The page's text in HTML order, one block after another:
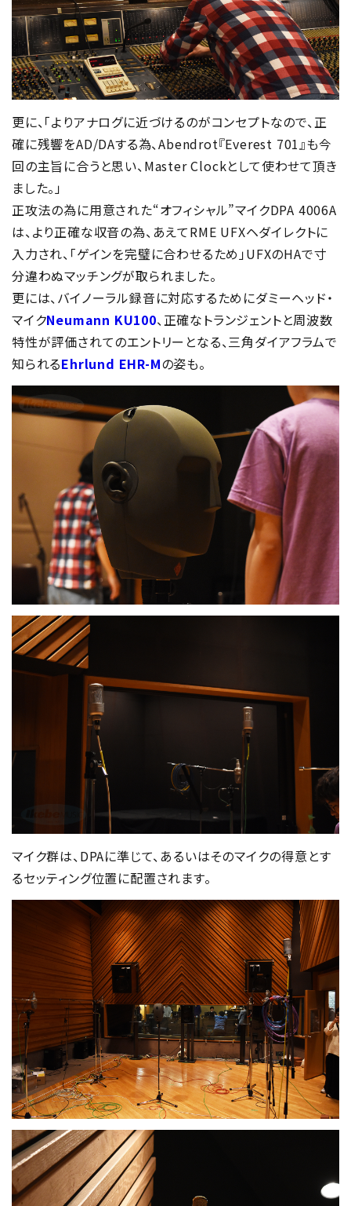
更に、「よりアナログに近づけるのがコンセプトなので、正
確に残響をAD/DAする為、Abendrot『Everest 701』も今
回の主旨に合うと思い、Master Clockとして使わせて頂き
ました。」
正攻法の為に用意された“オフィシャル”マイクDPA 4006A
は、より正確な収音の為、あえてRME UFXヘダイレクトに
入力され、「ゲインを完璧に合わせるため」UFXのHAで寸
分違わぬマッチングが取られました。
更には、バイノーラル録音に対応するためにダミーヘッド・
マイクNeumann KU100、正確なトランジェントと周波数
特性が評価されてのエントリーとなる、三角ダイアフラムで
知られるEhrlund EHR-Mの姿も。
マイク群は、DPAに準じて、あるいはそのマイクの得意とす
るセッティング位置に配置されます。